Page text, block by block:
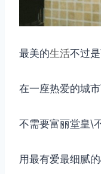
最美的生活不过
在一座热爱的城
不需要富丽堂皇\
用最有爱最细腻